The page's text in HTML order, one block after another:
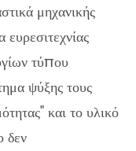
μηχανικής
τύπου
ψύξης τους
και το υλικό
δεν